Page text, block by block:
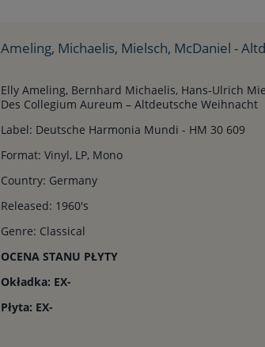
Ameling, Michaelis, Mielsch, McDaniel -
Elly Ameling, Bernhard Michaelis, Hans-Ulrich
Des Collegium Aureum – Altdeutsche Weihnacht
Label: Deutsche Harmonia Mundi - HM 30 609
Format: Vinyl, LP, Mono
Country: Germany
Released: 1960's
Genre: Classical
OCENA STANU PŁYTY
Okładka: EX-
Płyta: EX-